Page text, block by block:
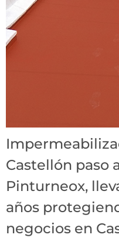
Castellón paso
Pinturneox,
años
negocios en